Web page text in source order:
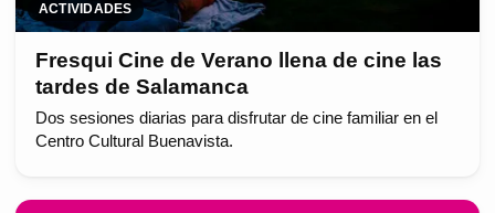
ACTIVIDADES
Fresqui Cine de Verano llena de cine las
tardes de Salamanca
Dos sesiones diarias para disfrutar de cine familiar en el
Centro Cultural Buenavista.